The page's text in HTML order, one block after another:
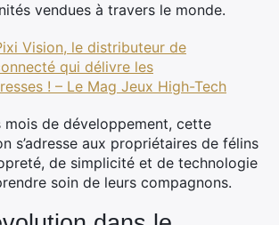
vendues à travers le monde.
Vision, le distributeur de
qui délivre les
! – Le Mag Jeux High-Tech
mois de développement, cette
s’adresse aux propriétaires de félins
de simplicité et de technologie
soin de leurs compagnons.